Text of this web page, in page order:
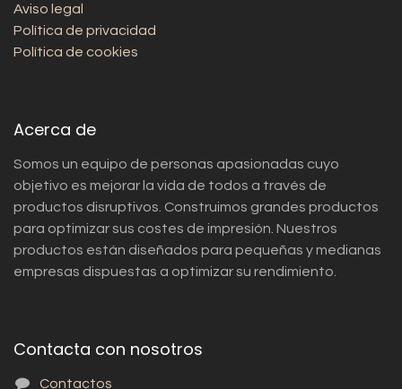
Aviso legal
Política de privacidad
Política de cookies
Acerca de
Somos un equipo de personas apasionadas cuyo
objetivo es mejorar la vida de todos a través de
productos disruptivos. Construimos grandes productos
para optimizar sus costes de impresión. Nuestros
productos están diseñados para pequeñas y medianas
empresas dispuestas a optimizar su rendimiento.
Contacta con nosotros
Contactos